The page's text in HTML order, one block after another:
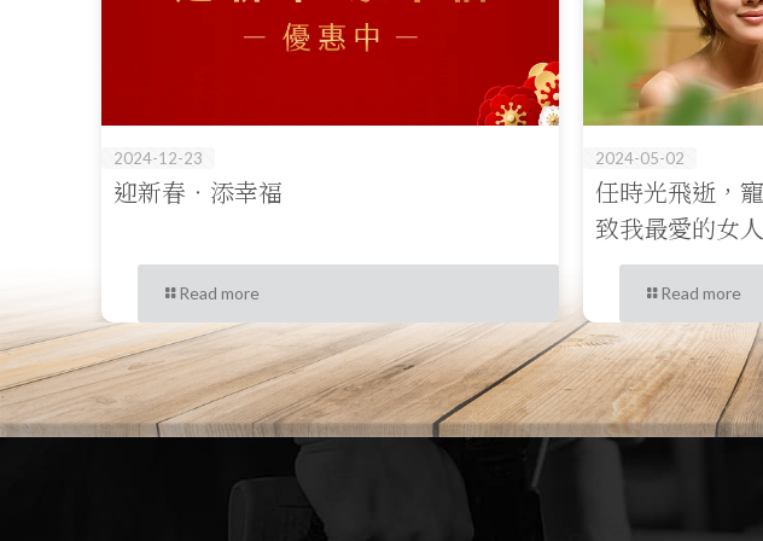
2024-12-23
迎新春‧添幸福
Read more
2024-05-02
任時光飛逝，
致我最愛的女人
Read more